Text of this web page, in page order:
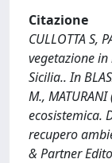
Citazione
CULLOTTA S,
vegetazione
Sicilia.. In
M.,
ecosistemica.
recupero
& Partner